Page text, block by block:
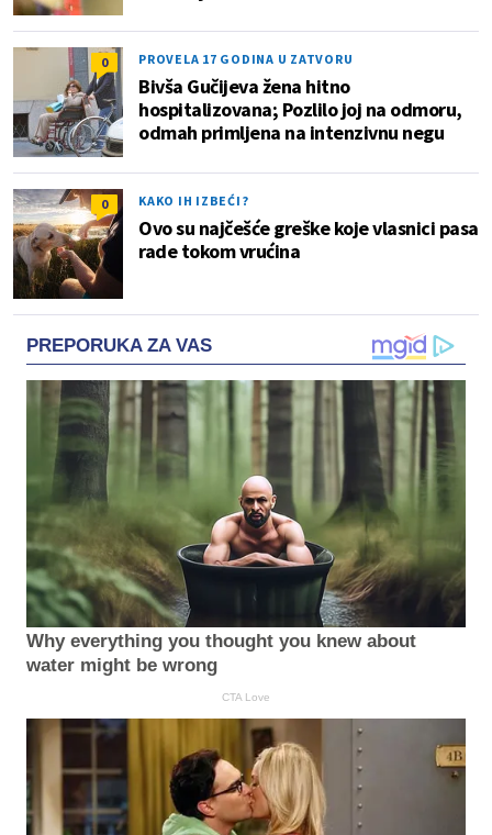
0 PROVELA 17 GODINA U ZATVORU
Bivša Gučijeva žena hitno
hospitalizovana; Pozlilo joj na odmoru,
odmah primljena na intenzivnu negu
0 KAKO IH IZBEĆI?
Ovo su najčešće greške koje vlasnici pasa
rade tokom vrućina
PREPORUKA ZA VAS
Why everything you thought you knew about
water might be wrong
CTA Love